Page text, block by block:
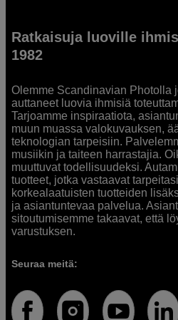
Ratkaisuja luoville
1982
Olemme Scandinavian Photolla
auttaneet luovia ihmisiä
Tarjoamme inspiraatiota,
muun muassa valokuvauksen,
teknologian tarpeisiin.
musiikin ja taiteen harrastajia.
muuttuvat todellisuudeksi.
tuotteet, jotka vastaavat
korkealaatuisten tuotteiden
ja asiantuntevaa palvelua.
sitoutumisemme takaavat, että
varustuksen.
Seuraa meitä: